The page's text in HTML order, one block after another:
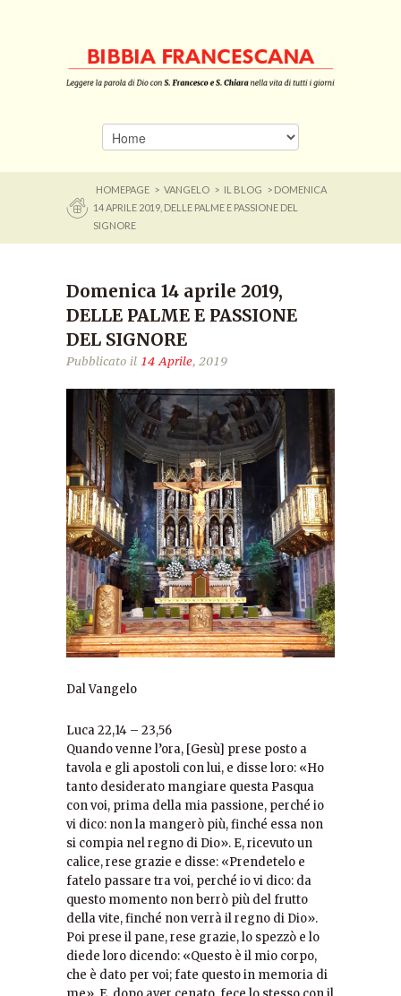
HOMEPAGE > VANGELO > IL BLOG
> DOMENICA
14 APRILE 2019, DELLE PALME E PASSIONE DEL
SIGNORE
Domenica 14 aprile 2019,
DELLE PALME E PASSIONE
DEL SIGNORE
Pubblicato il 14 Aprile, 2019
Dal Vangelo
Luca 22,14 – 23,56
Quando venne l’ora, [Gesù] prese posto a tavola e gli apostoli con lui, e disse loro: «Ho tanto desiderato mangiare questa Pasqua con voi, prima della mia passione, perché io vi dico: non la mangerò più, finché essa non si compia nel regno di Dio». E, ricevuto un calice, rese grazie e disse: «Prendetelo e fatelo passare tra voi, perché io vi dico: da questo momento non berrò più del frutto della vite, finché non verrà il regno di Dio». Poi prese il pane, rese grazie, lo spezzò e lo diede loro dicendo: «Questo è il mio corpo, che è dato per voi; fate questo in memoria di me». E, dopo aver cenato, fece lo stesso con il calice dicendo: «Questo calice è la nuova alleanza nel mio sangue, che è versato per voi». «Ma ecco, la mano di colui che mi tradisce è con me, sulla tavola. Il Figlio dell’uomo se ne va, secondo quanto è stabilito, ma guai a quell’uomo dal quale egli viene tradito!». Allora essi cominciarono a domandarsi l’un l’altro chi di loro avrebbe fatto questo. E nacque tra loro anche una discussione: chi di loro fosse da considerare più grande. Egli disse: «I re delle nazioni le governano, e coloro che hanno potere su di esse sono chiamati benefattori. Voi però non fate così; ma chi tra voi è più grande diventi come il più giovane, e chi governa come colui che serve. Infatti chi è più grande, chi sta a tavola o chi serve? Non è forse colui che sta a tavola? Eppure io sto in mezzo a voi come colui che serve. Voi siete quelli che avete perseverato con me nelle mie prove e io preparo per voi un regno, come il Padre mio l’ha preparato per me, perché mangiate e beviate alla mia mensa nel mio regno. E siede rete in trono a giudicare le dodici tribù di Israele. Simone, Simone, ecco: Satana vi ha cercati per vagliarvi come il grano; ma io ho pregato per te, perché la tua fede non venga meno. E tu, una volta convertito, conferma i tuoi fratelli». E Pietro gli disse: «Signore, con te sono pronto ad andare anche in prigione e alla morte». Gli rispose: «Pietro, io ti dico: oggi il gallo non canterà prima che tu, per tre volte, abbia negato di conoscermi». Poi disse loro: «Quando vi ho mandato senza borsa, né sacca, né sandali, vi è forse mancato qualcosa?». Risposero: «Nulla». Ed egli soggiunse: «Ma ora, chi ha una borsa la prenda, e così chi ha una sacca; chi non ha spada, venda il mantello e ne compri una. Perché io vi dico: deve compiersi in me questa parola della Scrittura: “E fu annoverato tra gli empi”. Infatti tutto quello che mi riguarda volge al suo compimento». Ed essi dissero: «Signore, ecco qui due spade». Ma egli disse: «Basta!». Uscì e andò, come al solito, al monte degli Ulivi; anche i discepoli lo seguirono. Giunto sul luogo, disse loro: «Pregate, per non entrare in tentazione ». Poi si allontanò da loro circa un tiro di sasso, cadde in ginocchio e pregava dicendo: «Padre, se vuoi, allontana da me questo calice! Tuttavia non sia fatta la mia, ma la tua volontà». Gli apparve allora un angelo dal cielo per confortarlo. Entrato nella lotta, pregava più intensamente, e il suo sudore diventò come gocce di sangue che cadono a terra. Poi, rialzatosi dalla preghiera, andò dai discepoli e li trovò che dormivano per la tristezza. E disse loro: «Perché dormite? Alzatevi e pregate, per non entrare in tentazione». Mentre ancora egli parlava, ecco giungere una folla; colui che si chiamava Giuda, uno dei Dodici, li precedeva e si avvicinò a Gesù per baciarlo. Gesù gli disse: «Giuda, con un acio tu tradisci il Figlio dell’uomo?». Allora quelli che erano con lui, vedendo ciò che stava per accadere, dissero: «Signore, dobbiamo colpire con la spada?». E uno di loro colpì il servo del sommo sacerdote e gli staccò l’orecchio destro. Ma Gesù intervenne dicendo: «Lasciate! Basta così!». E, toccandogli l’orecchio, lo guarì. Poi Gesù disse a coloro che erano venuti contro di lui, capi dei sacerdoti, capi delle guardie del tempio e anziani: «Come se fossi un ladro siete venuti con spade e bastoni. Ogni giorno ero con voi nel tempio e non avete mai messo le mani su di me; ma questa è l’ora vostra e il potere delle tenebre». Dopo averlo catturato, lo condussero via e lo fecero entrare nella casa del sommo sacerdote. Pietro lo seguiva da lontano. Avevano acceso un fuoco in mezzo al cortile e si erano seduti attorno; anche Pietro sedette in mezzo a loro. Una giovane serva lo vide seduto vicino al fuoco e, guardandolo attentamente, disse: «Anche questi era con lui». Ma egli negò dicendo: «O donna, non lo conosco!». Poco dopo un altro lo vide e disse: «Anche tu sei uno di loro!». Ma Pietro rispose: «O uomo, non lo sono!». Passata circa un’ora, un altro insisteva: «In verità, anche questi era con lui; infatti è Galileo». Ma Pietro disse: «O uomo, non so quello che dici». E in quell’istante, mentre ancora parlava, un gallo cantò. Allora il Signore si voltò e fissò lo sguardo su Pietro, e Pietro si ricordò della parola che il Signore gli aveva detto: «Prima che il gallo canti, oggi mi rinnegherai tre volte». E, uscito fuori, pianse amaramente. E intanto gli uomini che avevano in custodia Gesù lo deridevano e lo picchiavano, gli bendavano gli occhi e gli dicevano: «Fa’ il profeta! Chi è che ti ha colpito?». E molte altre cose dicevano contro di lui, insultandolo. Appena fu giorno, si riunì il consiglio degli anziani del popolo, con i capi dei sacerdoti e gli scribi; lo condussero davanti al loro sinedrio e gli dissero: «Se tu sei il Cristo, dillo a noi». Rispose loro: «Anche se ve lo dico, non mi crederete; se vi interrogo, non mi risponderete. Ma d’ora in poi il Figlio dell’uomo siederà alla destra della potenza di Dio». Allora tutti dissero: «Tu dunque sei il Figlio di Dio?». Ed egli rispose loro: «Voi stessi dite che io lo sono». E quelli dissero: «Che bisogno abbiamo ancora di testimonianza? L’abbiamo udito noi stessi dalla sua bocca». Tutta l’assemblea si alzò; lo condussero da Pilato e cominciarono ad accusarlo: «Abbiamo trovato costui che metteva in agitazione il nostro popolo, impediva di pagare tributi a Cesare e affermava di essere Cristo re». Pilato allora lo interrogò: «Sei tu il re dei Giudei?». Ed egli rispose: «Tu lo dici». Pilato disse ai capi dei sacerdoti e alla folla: «Non trovo in quest’uomo alcun motivo di condanna». Ma essi insistevano dicendo: «Costui solleva il popolo, insegnando per tutta la Giudea, dopo aver cominciato dalla Galilea, fino a qui». Udito ciò, Pilato domandò se quell’uomo era Galileo e, saputo che stava sotto l’auto rità di Erode, lo rinviò a Erode, che in quei giorni si trovava anch’egli a Gerusalemme. Vedendo Gesù, Erode si rallegrò molto. Da molto tempo infatti desiderava vederlo, per averne sentito parlare, e sperava di vedere qualche miracolo fatto da lui. Lo interrogò, facendogli molte domande, ma egli non gli rispose nulla. Erano presenti anche i capi dei sacerdoti e gli scribi, e insistevano nell’accusarlo. Allora anche Erode, con i suoi soldati, lo insultò, si fece beffe di lui, gli mise addosso una splendida veste e lo rimandò a Pilato. In quel giorno Erode e Pilato diventarono amici tra loro; prima infatti tra loro vi era stata inimicizia. Pilato, riuniti i capi dei sacerdoti, le autorità e il popolo, disse loro: «Mi avete portato quest’uomo come agitatore del popolo. Ecco, io l’ho esaminato davanti a voi, ma non ho trovato in quest’uomo nessuna delle colpe di cui lo accusate; e neanche Erode: infatti ce l’ha rimandato. Ecco, egli non ha fatto nulla che meriti la morte. Perciò, dopo averlo punito, lo rimetterò in libertà». Ma essi si misero a gridare tutti insieme: «Togli di mezzo costui! Rimettici in libertà Barabba!». Questi era stato messo in prigione per una rivolta, scoppiata in città, e per omicidio. Pilato parlò loro di nuovo, perché voleva rimettere in libertà Gesù. Ma essi urlavano: «Crocifiggilo! Crocifiggilo!». Ed egli, per la terza volta, disse loro: «Ma che male ha fatto costui? Non ho trovato in lui nulla che meriti la morte. Dunque, lo punirò e lo rimetterò in libertà». Essi però insistevano a gran voce, chiedendo che venisse crocifisso, e le loro grida crescevano. Pilato allora decise che la loro richiesta venisse eseguita. Rimise in libertà colui che era stato messo in prigione per rivolta e omicidio, e che essi richiedevano, e consegnò Gesù al loro volere. Mentre lo conducevano via, fermarono un certo Simone di Cirene, che tornava dai campi, e gli misero addosso la croce, da portare dietro a Gesù. Lo seguiva una grande moltitudine di popolo e di donne, che si battevano il petto e facevano lamenti su di lui. Ma Gesù, voltandosi verso di loro, disse: «Figlie di Gerusalemme, non piangete su di me, ma piangete su voi stesse e sui vostri figli. Ecco, verranno giorni nei quali si dirà: “Beate le sterili, i grembi che non hanno generato e i seni che non hanno allattato”. Allora cominceranno a dire ai monti: “Cadete su di noi!”, e alle colline: “Copriteci!”. Perché, se si tratta così il legno verde, che avverrà del legno secco?». Insieme con lui venivano condotti a morte anche altri due, che erano malfattori. Quando giunsero sul luogo chiamato Cranio, vi crocifissero lui e i malfattori, uno a destra e l’altro a sinistra. Gesù diceva: «Padre, perdona loro perché non sanno quello che fanno». Il popolo stava a vedere; i capi invece lo deridevano dicendo: «Ha salvato altri! Salvi se stesso, se è lui il Cristo di Dio, l’eletto». Anche i soldati lo deridevano, gli si accostavano per porgergli dell’aceto e dicevano: «Se tu sei il re dei Giudei, salva te stesso». Sopra di lui c’era anche una scritta: «Costui è il re dei Giudei». Uno dei malfattori appesi alla croce lo insultava: «Non sei tu il Cristo? Salva te stesso e noi!». L’altro invece lo rimproverava dicendo: «Non hai alcun timore di Dio, tu che sei condannato alla stessa pena? Noi, giustamente, perché riceviamo quello che abbiamo meritato per le nostre azioni; egli invece non ha fatto nulla di male». E disse: «Gesù, ricòrdati di me quando entrerai nel tuo regno». Gli rispose: «In verità io ti dico: oggi con me sarai nel parad